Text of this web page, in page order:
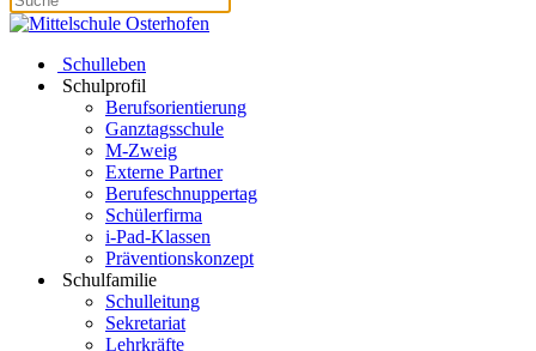
Schulleben
Schulprofil
Berufsorientierung
Ganztagsschule
M-Zweig
Externe Partner
Berufeschnuppertag
Schülerfirma
i-Pad-Klassen
Präventionskonzept
Schulfamilie
Schulleitung
Sekretariat
Lehrkräfte